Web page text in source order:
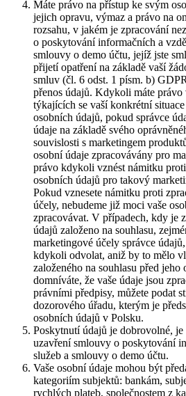
Máte právo na přístup ke svým
jejich opravu, výmaz a právo na
rozsahu, v jakém je zpracování
o poskytování informačních a
smlouvy o demo účtu, jejíž jste
přijetí opatření na základě vaší
smluv (čl. 6 odst. 1 písm. b)
přenos údajů. Kdykoli máte
týkajících se vaší konkrétní
osobních údajů, pokud správce
údaje na základě svého
souvislosti s marketingem
osobní údaje zpracovávány pro
právo kdykoli vznést námitku
osobních údajů pro takový
Pokud vznesete námitku proti
účely, nebudeme již moci vaše
zpracovávat. V případech, kdy je
údajů založeno na souhlasu,
marketingové účely správce
kdykoli odvolat, aniž by to mělo
založeného na souhlasu před
domníváte, že vaše údaje jsou
právními předpisy, můžete podat
dozorového úřadu, kterým je
osobních údajů v Polsku.
Poskytnutí údajů je dobrovolné, je
uzavření smlouvy o poskytování
služeb a smlouvy o demo účtu.
Vaše osobní údaje mohou být
kategoriím subjektů: bankám,
rychlých plateb, společnostem z